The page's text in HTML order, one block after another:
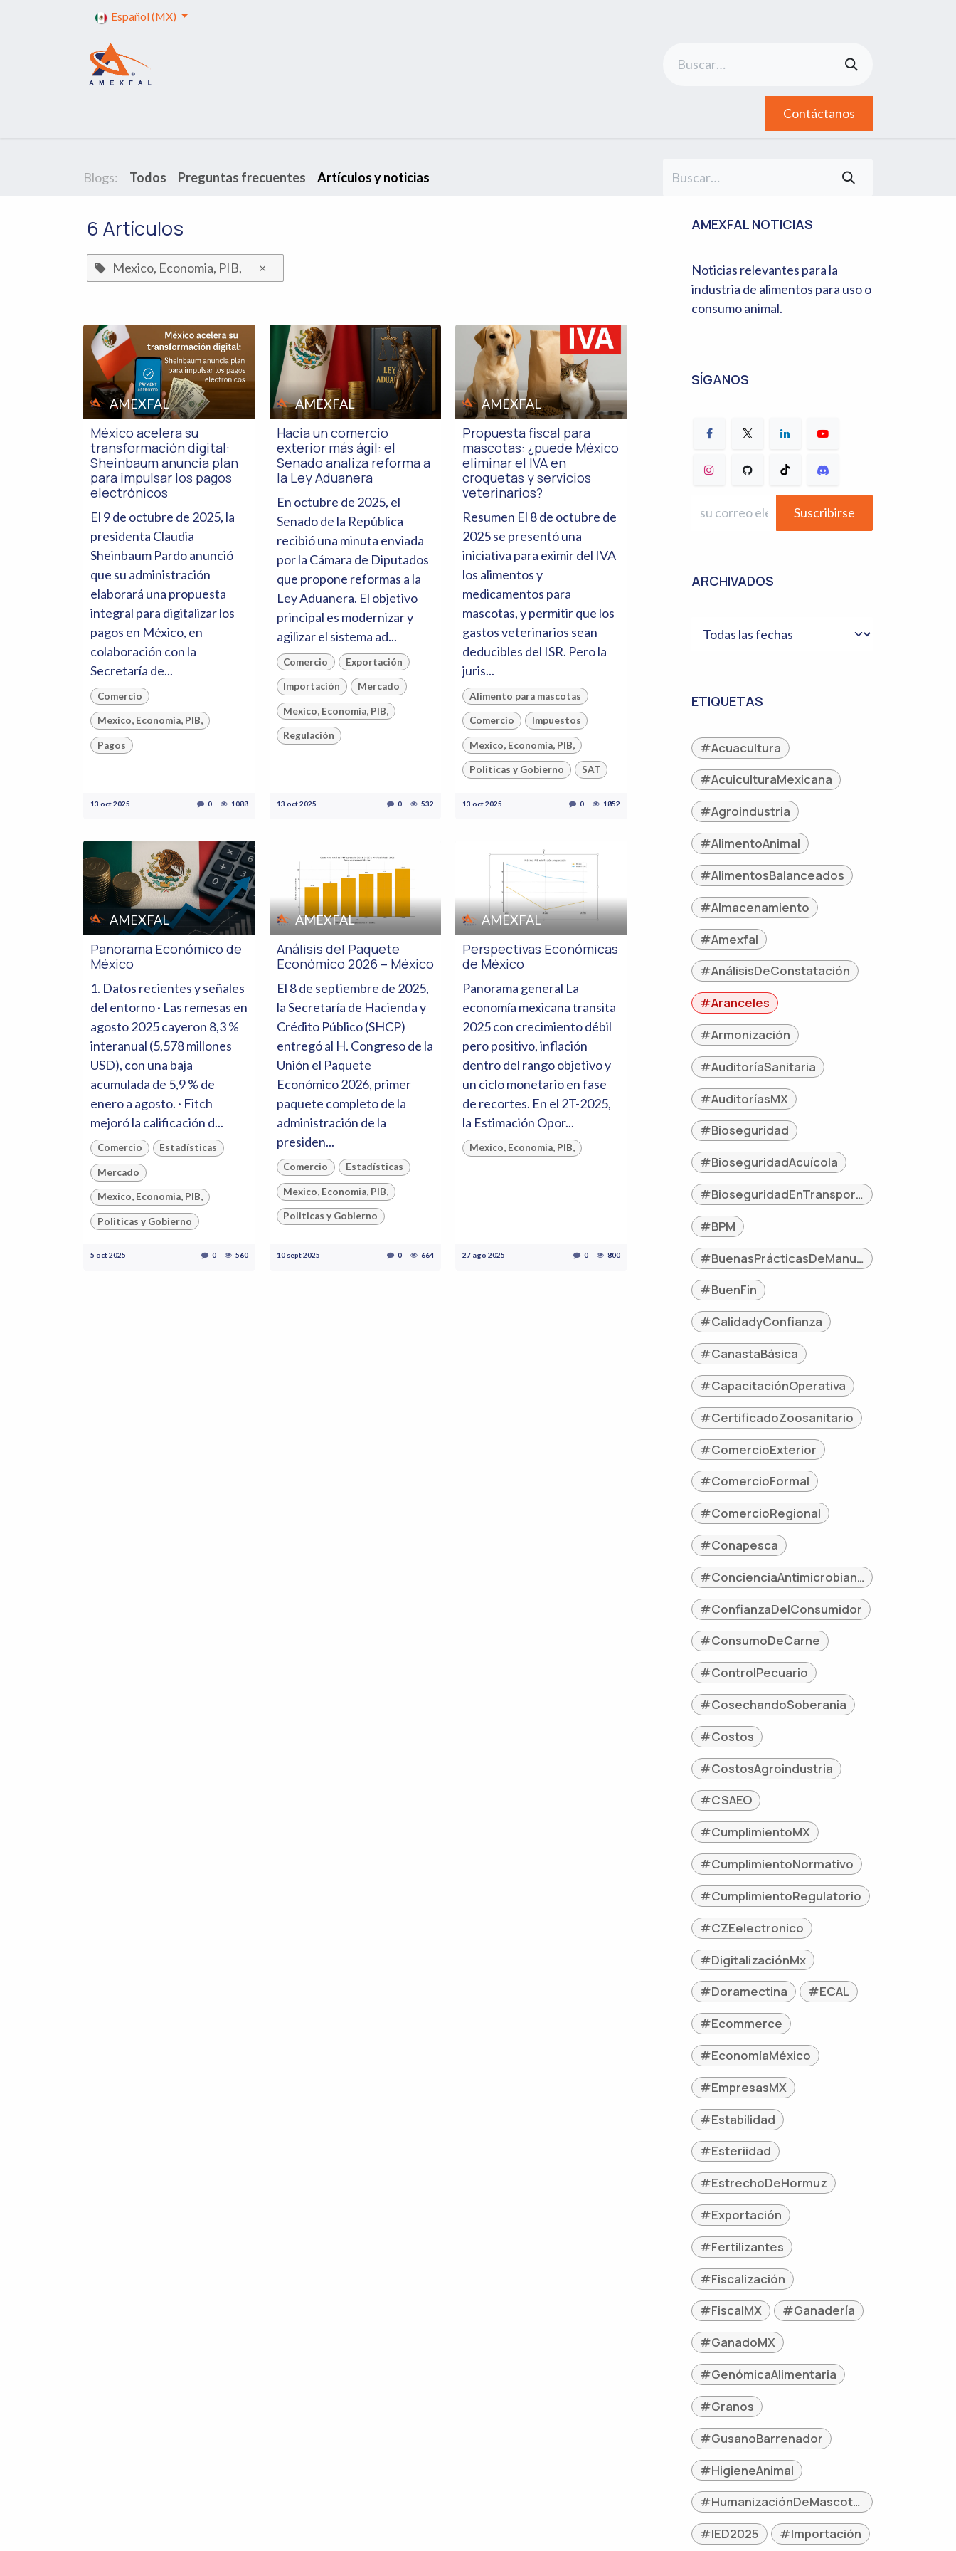
Español (MX)
Contáctanos
Blogs: Todos Preguntas frecuentes Artículos y noticias
6 Artículos
Mexico, Economia, PIB, ×
AMEXFAL
México acelera su
transformación digital:
Sheinbaum anuncia plan
para impulsar los pagos
electrónicos
El 9 de octubre de 2025, la
presidenta Claudia
Sheinbaum Pardo anunció
que su administración
elaborará una propuesta
integral para digitalizar los
pagos en México, en
colaboración con la
Secretaría de...
Comercio
Mexico, Economia, PIB,
Pagos
13 oct 2025 0 1088
AMEXFAL
Hacia un comercio
exterior más ágil: el
Senado analiza reforma a
la Ley Aduanera
En octubre de 2025, el
Senado de la República
recibió una minuta enviada
por la Cámara de Diputados
que propone reformas a la
Ley Aduanera. El objetivo
principal es modernizar y
agilizar el sistema ad...
Comercio Exportación
Importación Mercado
Mexico, Economia, PIB,
Regulación
13 oct 2025 0 532
AMEXFAL
Propuesta fiscal para
mascotas: ¿puede México
eliminar el IVA en
croquetas y servicios
veterinarios?
Resumen El 8 de octubre de
2025 se presentó una
iniciativa para eximir del IVA
los alimentos y
medicamentos para
mascotas, y permitir que los
gastos veterinarios sean
deducibles del ISR. Pero la
juris...
Alimento para mascotas
Comercio Impuestos
Mexico, Economia, PIB,
Politicas y Gobierno SAT
13 oct 2025 0 1852
AMEXFAL
Panorama Económico de
México
1. Datos recientes y señales
del entorno · Las remesas en
agosto 2025 cayeron 8,3 %
interanual (5,578 millones
USD), con una baja
acumulada de 5,9 % de
enero a agosto. · Fitch
mejoró la calificación d...
Comercio Estadísticas
Mercado
Mexico, Economia, PIB,
Politicas y Gobierno
5 oct 2025 0 560
AMEXFAL
Análisis del Paquete
Económico 2026 – México
El 8 de septiembre de 2025,
la Secretaría de Hacienda y
Crédito Público (SHCP)
entregó al H. Congreso de la
Unión el Paquete
Económico 2026, primer
paquete completo de la
administración de la
presiden...
Comercio Estadísticas
Mexico, Economia, PIB,
Politicas y Gobierno
10 sept 2025 0 664
AMEXFAL
Perspectivas Económicas
de México
Panorama general La
economía mexicana transita
2025 con crecimiento débil
pero positivo, inflación
dentro del rango objetivo y
un ciclo monetario en fase
de recortes. En el 2T-2025,
la Estimación Opor...
Mexico, Economia, PIB,
27 ago 2025 0 800
AMEXFAL NOTICIAS
Noticias relevantes para la
industria de alimentos para uso o
consumo animal.
SÍGANOS
Suscribirse
ARCHIVADOS
ETIQUETAS
#Acuacultura
#AcuiculturaMexicana
#Agroindustria
#AlimentoAnimal
#AlimentosBalanceados
#Almacenamiento
#Amexfal
#AnálisisDeConstatación
#Aranceles
#Armonización
#AuditoríaSanitaria
#AuditoríasMX
#Bioseguridad
#BioseguridadAcuícola
#BioseguridadEnTransporte
#BPM
#BuenasPrácticasDeManufactura
#BuenFin
#CalidadyConfianza
#CanastaBásica
#CapacitaciónOperativa
#CertificadoZoosanitario
#ComercioExterior
#ComercioFormal
#ComercioRegional
#Conapesca
#ConcienciaAntimicrobianos
#ConfianzaDelConsumidor
#ConsumoDeCarne
#ControlPecuario
#CosechandoSoberania
#Costos
#CostosAgroindustria
#CSAEO
#CumplimientoMX
#CumplimientoNormativo
#CumplimientoRegulatorio
#CZEelectronico
#DigitalizaciónMx
#Doramectina
#ECAL
#Ecommerce
#EconomíaMéxico
#EmpresasMX
#Estabilidad
#Esteriidad
#EstrechoDeHormuz
#Exportación
#Fertilizantes
#Fiscalización
#FiscalMX
#Ganadería
#GanadoMX
#GenómicaAlimentaria
#Granos
#GusanoBarrenador
#HigieneAnimal
#HumanizaciónDeMascotas
#IED2025
#Importación